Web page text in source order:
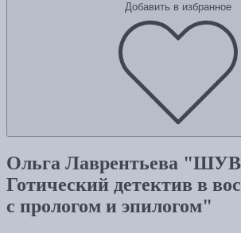
Добавить в избранное
Ольга Лаврентьева
Готический детектив в
с прологом и эпилогом"